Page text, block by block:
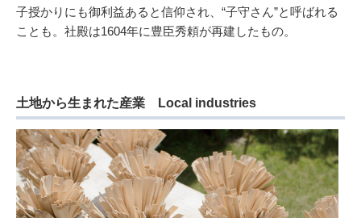
子授かりにも御利益あると信仰され、“子守さん”と呼ばれる
ことも。社殿は1604年に豊臣秀頼が再建したもの。
土地から生まれた産業 Local industries